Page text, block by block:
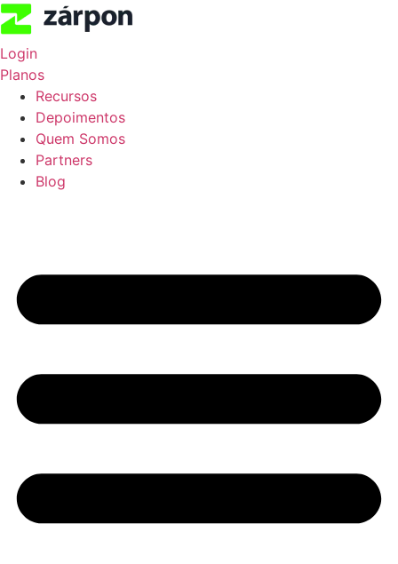
Ir
para
o
conteúdo
Login
Planos
Recursos
Depoimentos
Quem Somos
Partners
Blog